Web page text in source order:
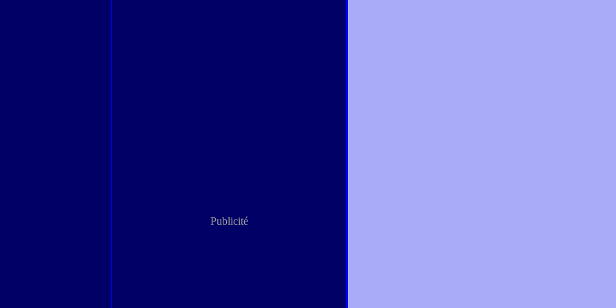
Publicité